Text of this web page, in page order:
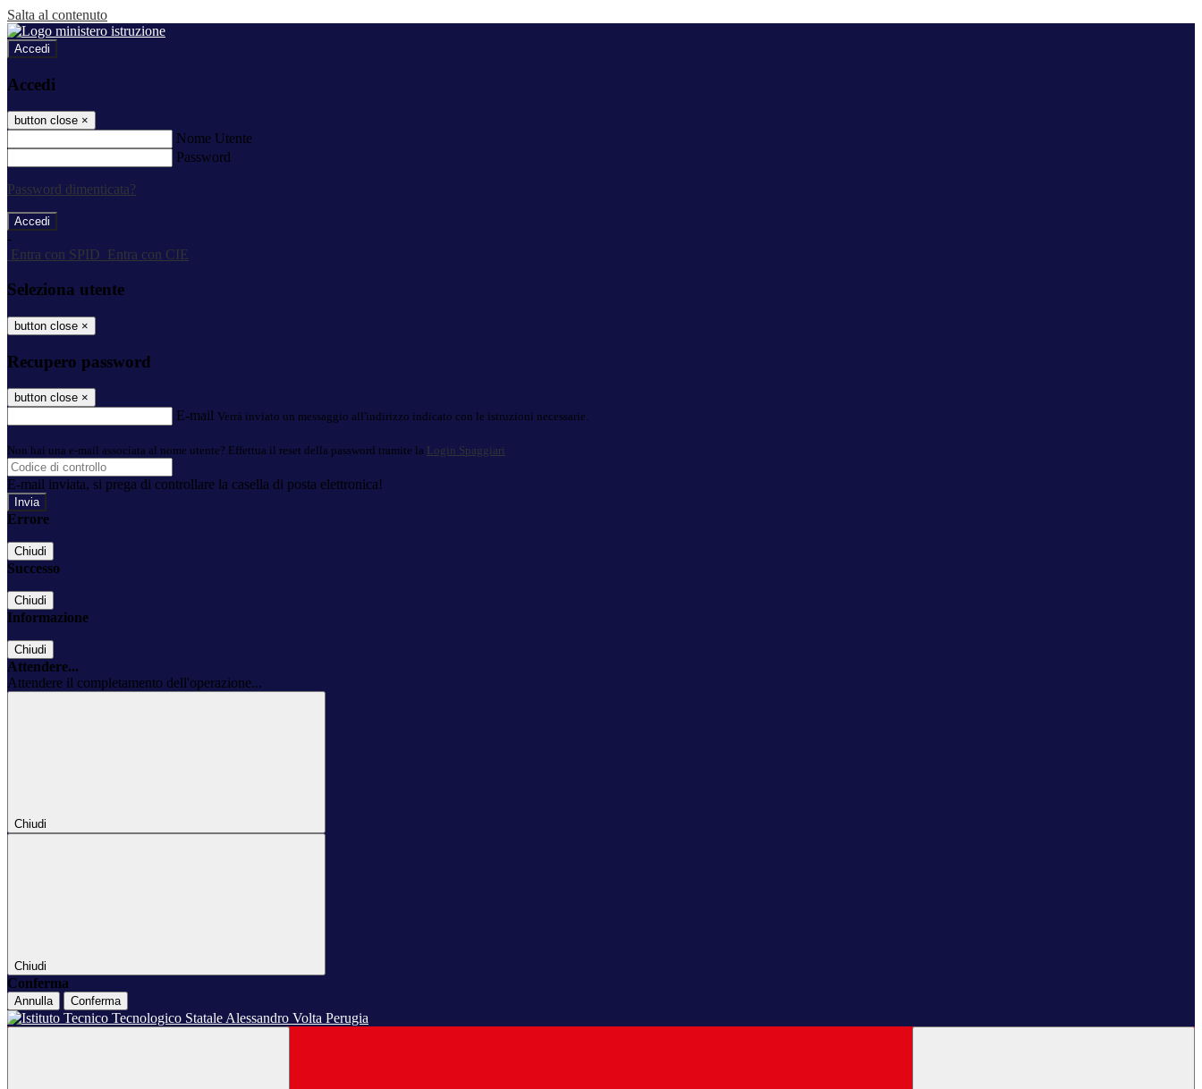
Salta al contenuto
Accedi
Accedi
button close ×
Nome Utente
Password
Password dimenticata?
-
Entra con SPID
Entra con CIE
Seleziona utente
button close ×
Recupero password
button close ×
E-mail Verrà inviato un messaggio all'indirizzo indicato con le istruzioni necessarie.
Non hai una e-mail associata al nome utente? Effettua il reset della password tramite la Login Spaggiari
E-mail inviata, si prega di controllare la casella di posta elettronica!
Errore
Chiudi
Successo
Chiudi
Informazione
Chiudi
Attendere...
Attendere il completamento dell'operazione...
Chiudi
Chiudi
Conferma
Annulla Conferma